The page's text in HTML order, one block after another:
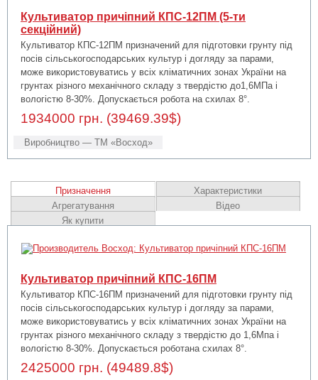
Культиватор причіпний КПС-12ПМ (5-ти
секційний)
Культиватор КПС-12ПМ призначений для підготовки грунту під
посів сільськогосподарських культур і догляду за парами,
може використовуватись у всіх кліматичних зонах України на
грунтах різного механічного складу з твердістю до1,6МПа і
вологістю 8-30%. Допускається робота на схилах 8°.
1934000 грн. (39469.39$)
Виробництво — ТМ «Восход»
Призначення
Характеристики
Агрегатування
Відео
Як купити
Культиватор причіпний КПС-16ПМ
Культиватор КПС-16ПМ призначений для підготовки грунту під
посів сільськогосподарських культур і догляду за парами,
може використовуватись у всіх кліматичних зонах України на
грунтах різного механічного складу з твердістю до 1,6Мпа і
вологістю 8-30%. Допускається роботана схилах 8°.
2425000 грн. (49489.8$)